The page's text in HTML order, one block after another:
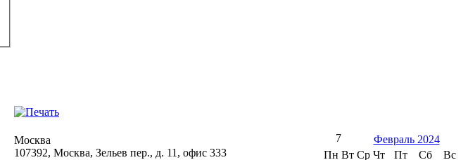
Москва
107392, Москва, Зельев пер., д. 11, офис 333
7
Февраль 2024
Пн Вт Ср Чт Пт Сб Вс